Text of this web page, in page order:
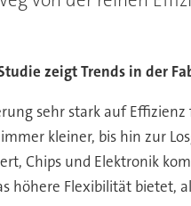
zeigt Trends in
sehr stark auf
kleiner, bis hin zur
Chips und Elektronik
höhere Flexibilität bietet,